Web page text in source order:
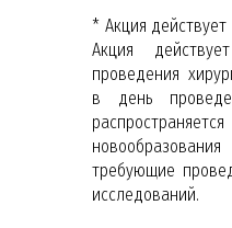
* Акция действует
Акция
проведения
в день
требующие
исследований.